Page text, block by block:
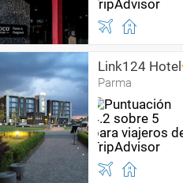
Link124 Hotel
Parma